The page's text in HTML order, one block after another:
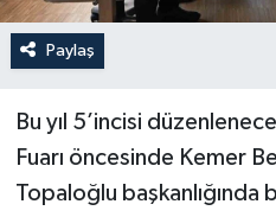
Paylaş
Bu yıl 5’incisi
Fuarı öncesinde Kemer
Topaloğlu